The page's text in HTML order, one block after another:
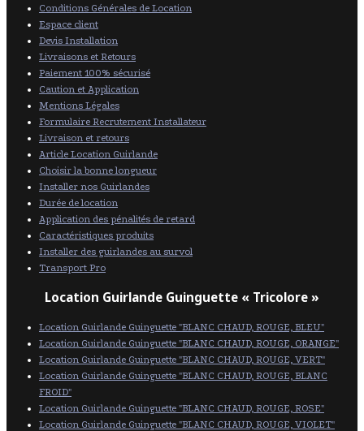
Conditions Générales de Location
Espace client
Devis Installation
Livraisons et Retours
Paiement 100% sécurisé
Caution et Application
Mentions Légales
Formulaire Recrutement Installateur
Livraison et retours
Article Location Guirlande
Choisir la bonne longueur
Installer nos Guirlandes
Durée de location
Application des pénalités de retard
Caractéristiques produits
Installer des guirlandes au survol
Transport Pro
Location Guirlande Guinguette « Tricolore »
Location Guirlande Guinguette "BLANC CHAUD, ROUGE, BLEU"
Location Guirlande Guinguette "BLANC CHAUD, ROUGE, ORANGE"
Location Guirlande Guinguette "BLANC CHAUD, ROUGE, VERT"
Location Guirlande Guinguette "BLANC CHAUD, ROUGE, BLANC
FROID"
Location Guirlande Guinguette "BLANC CHAUD, ROUGE, ROSE"
Location Guirlande Guinguette "BLANC CHAUD, ROUGE, VIOLET"